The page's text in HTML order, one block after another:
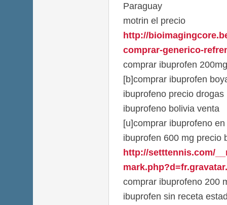
Paraguay
motrin el precio
http://
comprar-generico-
comprar ibuprofen
[b]comprar ibuprofen
ibuprofeno precio
ibuprofeno bolivia venta
[u]comprar ibuprofeno
ibuprofen 600 mg precio
http://setttennis.com/
comprar ibuprofeno 200
ibuprofen sin receta